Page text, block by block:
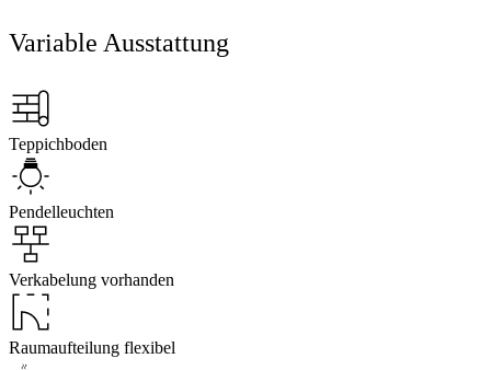
Variable Ausstattung
Teppichboden
Pendelleuchten
Verkabelung vorhanden
Raumaufteilung flexibel